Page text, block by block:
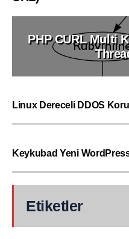
PHP CURL Multi
Linux Dereceli DDOS
Keykubad Yeni
Etiketler